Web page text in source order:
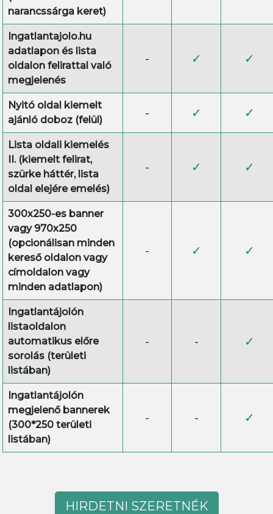
narancssárga keret)
Ingatlantajolo.hu
adatlapon és lista
oldalon felirattal való
megjelenés
- ✓ ✓
Nyitó oldal kiemelt
ajánló doboz (felül)
- ✓ ✓
Lista oldali kiemelés
II. (kiemelt felirat,
szürke háttér, lista
oldal elejére emelés)
- ✓ ✓
300x250-es banner
vagy 970x250
(opcionálisan minden
kereső oldalon vagy
címoldalon vagy
minden adatlapon)
- ✓ ✓
Ingatlantájolón
listaoldalon
automatikus előre
sorolás (területi
listában)
- - ✓
Ingatlantájolón
megjelenő bannerek
(300*250 területi
listában)
- - ✓
HIRDETNI SZERETNÉK